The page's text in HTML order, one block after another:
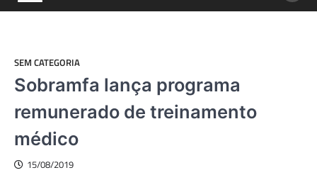
SEM CATEGORIA
Sobramfa lança programa
remunerado de treinamento
médico
15/08/2019